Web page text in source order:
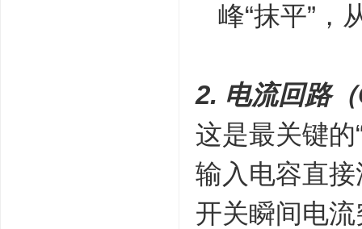
峰“抹平”，
2. 电流回路
这是最关键的
输入电容直
开关瞬间电